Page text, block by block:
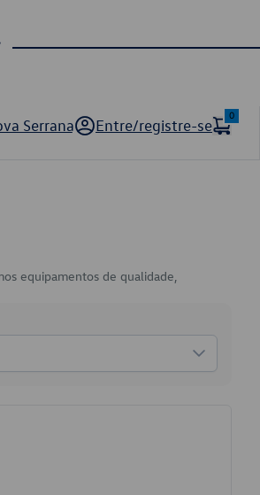
Serrana Entre/registre-se
0
equipamentos de qualidade,